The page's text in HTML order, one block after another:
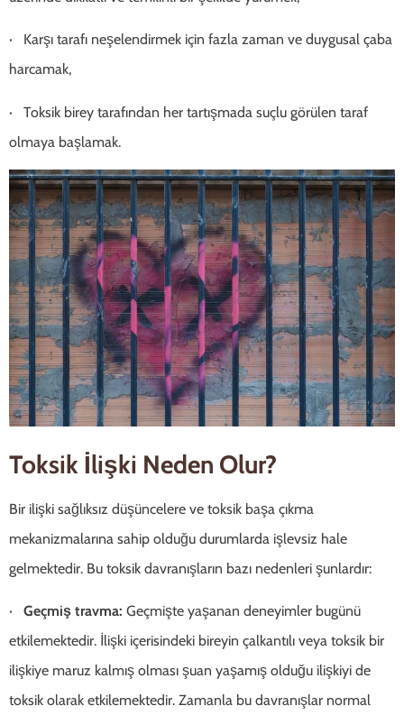
· Karşı tarafı neşelendirmek için fazla zaman ve duygusal çaba
harcamak,
· Toksik birey tarafından her tartışmada suçlu görülen taraf
olmaya başlamak.
Toksik İlişki Neden Olur?
Bir ilişki sağlıksız düşüncelere ve toksik başa çıkma
mekanizmalarına sahip olduğu durumlarda işlevsiz hale
gelmektedir. Bu toksik davranışların bazı nedenleri şunlardır:
· Geçmiş travma: Geçmişte yaşanan deneyimler bugünü
etkilemektedir. İlişki içerisindeki bireyin çalkantılı veya toksik bir
ilişkiye maruz kalmış olması şuan yaşamış olduğu ilişkiyi de
toksik olarak etkilemektedir. Zamanla bu davranışlar normal